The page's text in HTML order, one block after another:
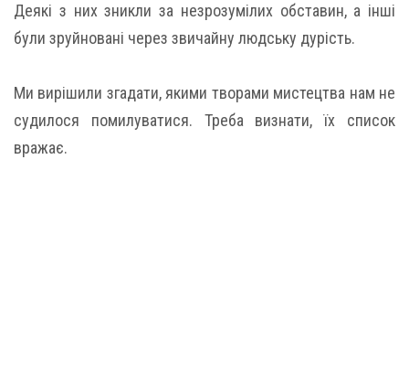
Деякі з них зникли за незрозумілих обставин, а інші
були зруйновані через звичайну людську дурість.
Ми вирішили згадати, якими творами мистецтва нам не
судилося помилуватися. Треба визнати, їх список
вражає.